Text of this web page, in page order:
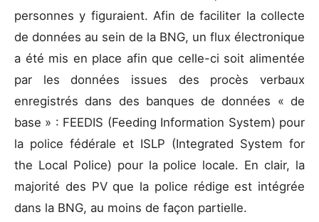
personnes y figuraient. Afin de faciliter la collecte
de données au sein de la BNG, un flux électronique
a été mis en place afin que celle-ci soit alimentée
par les données issues des procès verbaux
enregistrés dans des banques de données « de
base » : FEEDIS (Feeding Information System) pour
la police fédérale et ISLP (Integrated System for
the Local Police) pour la police locale. En clair, la
majorité des PV que la police rédige est intégrée
dans la BNG, au moins de façon partielle.